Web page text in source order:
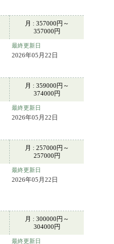
月 : 357000円～
357000円
最終更新日
2026年05月22日
月 : 359000円～
374000円
最終更新日
2026年05月22日
月 : 257000円～
257000円
最終更新日
2026年05月22日
月 : 300000円～
304000円
最終更新日